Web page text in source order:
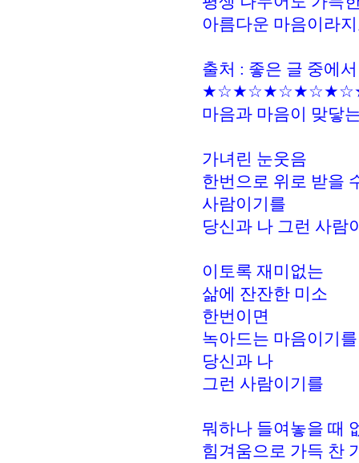
아름다운 마음이라
출처 : 좋은 글 중에서
마음과 마음이 맞닿
가녀린 눈웃음
한번으로 위로 받을
사람이기를
당신과 나 그런 사람
이토록 재미없는
삶에 잔잔한 미소
한번이면
녹아드는 마음이기를
당신과 나
그런 사람이기를
뭐하나 들여놓을 때
힘겨움으로 가득 찬